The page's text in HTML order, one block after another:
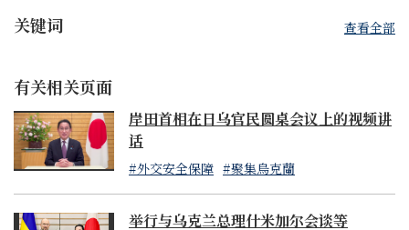
頭財閥等實施資產凍結等制裁
- 凍結11家金融機構（俄羅斯聯邦儲蓄銀行、俄羅斯阿爾
Novicombank、開放銀行、莫斯科信貸銀行、
Rosselkhozbank）及其子公司在日本國內的資產
- 參與將俄羅斯特定銀行剔除出環球銀行金融電信協會
（SWIFT）以及將俄羅斯從國際金融體系和世界經濟中
分離出去的措施
- 禁止俄羅斯政府在我國發行並流通新的主權債券。同
時，將已經被禁止在日本發行證券的俄羅斯特定銀行所
关键词 查看全部
有关相关页面
岸田首相在日乌官民圆桌会议上的视频讲
话
#外交安全保障 #聚集烏克蘭
举行与乌克兰总理什米加尔会谈等